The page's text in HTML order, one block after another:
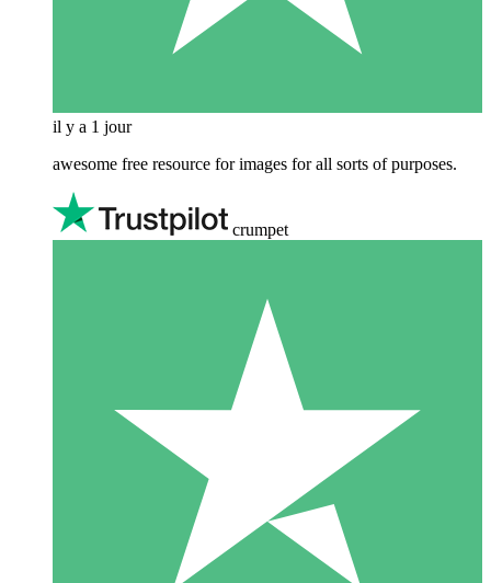
il y a 1 jour
awesome free resource for images for all sorts of purposes.
crumpet